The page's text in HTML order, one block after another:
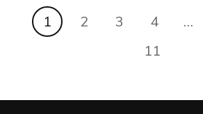
1 2 3 4 …
11